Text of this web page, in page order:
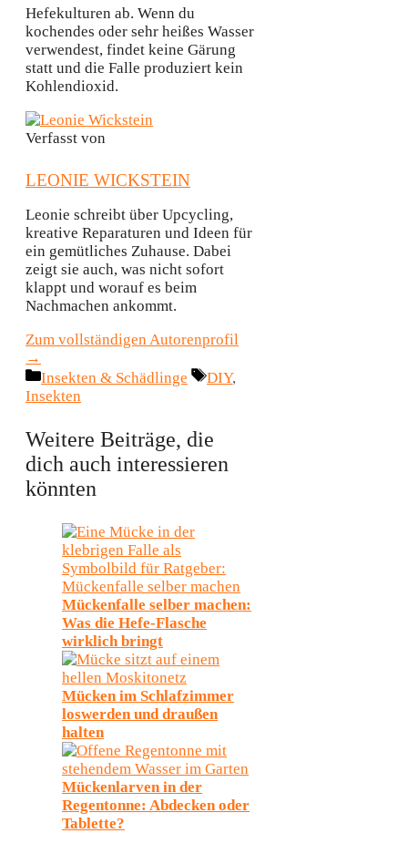
Hefekulturen ab. Wenn du
kochendes oder sehr heißes Wasser
verwendest, findet keine Gärung
statt und die Falle produziert kein
Kohlendioxid.
Verfasst von
LEONIE WICKSTEIN
Leonie schreibt über Upcycling,
kreative Reparaturen und Ideen für
ein gemütliches Zuhause. Dabei
zeigt sie auch, was nicht sofort
klappt und worauf es beim
Nachmachen ankommt.
Zum vollständigen Autorenprofil
→
Kategorien
Insekten & Schädlinge Schlagwörter
DIY,
Insekten
Weitere Beiträge, die
dich auch interessieren
könnten
Mückenfalle selber machen:
Was die Hefe-Flasche
wirklich bringt
Mücken im Schlafzimmer
loswerden und draußen
halten
Mückenlarven in der
Regentonne: Abdecken oder
Tablette?